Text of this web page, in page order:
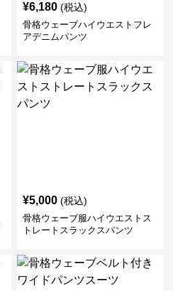
¥6,180 (税込)
骨格ウェーブハイウエストフレ
アデニムパンツ
¥5,000 (税込)
骨格ウェーブ服ハイウエストス
トレートスラックスパンツ